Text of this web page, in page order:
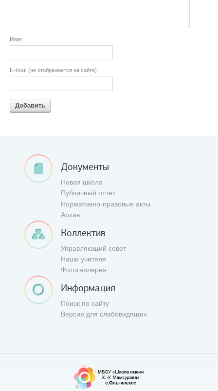
Имя:
E-mail (не отображается на сайте):
Добавить
Документы
Новая школа
Публичный отчет
Нормативно-правовые акты
Архив
Коллектив
Управляющий совет
Наши учителя
Фотогаллерея
Информация
Поиск по сайту
Версия для слабовидящих